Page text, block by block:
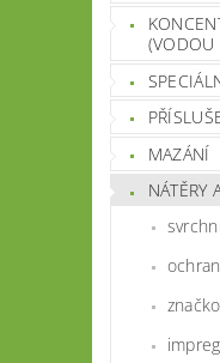
(VODOU
MAZÁNÍ
NÁTĚRY